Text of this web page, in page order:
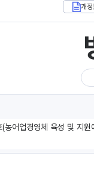
개정